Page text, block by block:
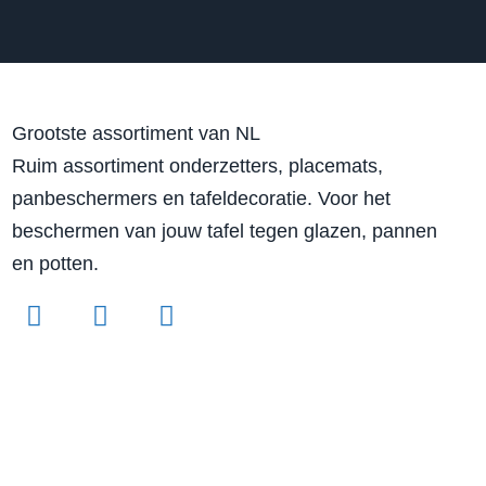
Grootste assortiment van NL
Ruim assortiment onderzetters, placemats,
panbeschermers en tafeldecoratie. Voor het
beschermen van jouw tafel tegen glazen, pannen
en potten.